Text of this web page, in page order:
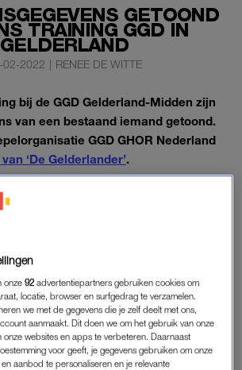
GETOOND
TRAINING GGD IN
GELDERLAND
02-2022 | RENEE DE WITTE
bij de GGD Gelderland-Midden zijn
van een bestaand iemand getoond.
GGD GHOR Nederland
‘De Gelderlander’.
dat het kan zijn dat een
dienst trad “korte tijd” nog gebruik kon
waarmee kan worden ingelogd in de
BIJ GGD
bekend dat medewerkers van de GGD
van mensen die zich laten testen op
hadden gestolen. Deze verkochten zij
onze92 advertentiepartners gebruiken cookies om
locatie, browser en surfgedrag te verzamelen.
we met de gegevens die je zelf deelt met ons,
aanmaakt. Dit doen we om het gebruik van onze
onze websites en apps te verbeteren. Daarnaast
voor geeft, je gegevens gebruiken om onze
aanbod te personaliseren en je relevante